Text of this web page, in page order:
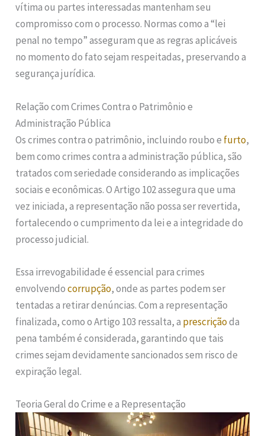
vítima ou partes interessadas mantenham seu
compromisso com o processo. Normas como a “lei
penal no tempo” asseguram que as regras aplicáveis
no momento do fato sejam respeitadas, preservando a
segurança jurídica.
Relação com Crimes Contra o Patrimônio e
Administração Pública
Os crimes contra o patrimônio, incluindo roubo e furto,
bem como crimes contra a administração pública, são
tratados com seriedade considerando as implicações
sociais e econômicas. O Artigo 102 assegura que uma
vez iniciada, a representação não possa ser revertida,
fortalecendo o cumprimento da lei e a integridade do
processo judicial.
Essa irrevogabilidade é essencial para crimes
envolvendocorrupção, onde as partes podem ser
tentadas a retirar denúncias. Com a representação
finalizada, como o Artigo 103 ressalta, a prescriçãoda
pena também é considerada, garantindo que tais
crimes sejam devidamente sancionados sem risco de
expiração legal.
Teoria Geral do Crime e a Representação